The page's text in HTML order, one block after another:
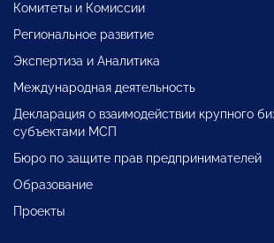
Комитеты и Комиссии
Региональное развитие
Экспертиза и Аналитика
Международная деятельность
Декларация о взаимодействии крупного
субъектами МСП
Бюро по защите прав предпринимателей
Образование
Проекты